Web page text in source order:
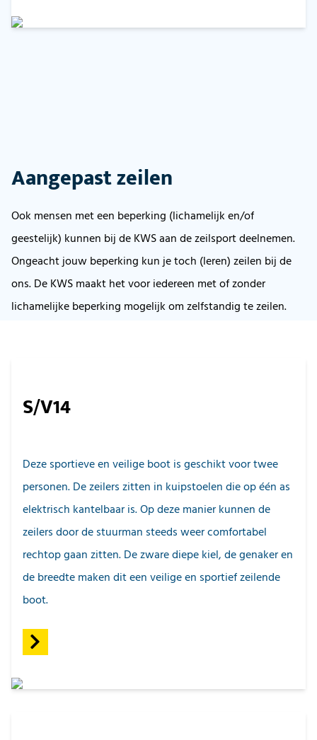
Aangepast zeilen
Ook mensen met een beperking (lichamelijk en/of
geestelijk) kunnen bij de KWS aan de zeilsport deelnemen.​
Ongeacht jouw beperking kun je toch (leren) zeilen bij de
ons. De KWS maakt het voor iedereen met of zonder
lichamelijke beperking mogelijk om zelfstandig te zeilen.
S/V14
Deze sportieve en veilige boot is geschikt voor twee
personen. De zeilers zitten in kuipstoelen die op één as
elektrisch kantelbaar is. Op deze manier kunnen de
zeilers door de stuurman steeds weer comfortabel
rechtop gaan zitten. De zware diepe kiel, de genaker en
de breedte maken dit een veilige en sportief zeilende
boot.